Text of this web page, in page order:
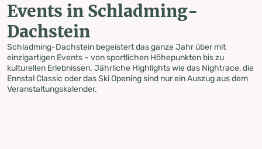
Events in Schladming-
Dachstein
Schladming-Dachstein begeistert das ganze Jahr über mit
einzigartigen Events – von sportlichen Höhepunkten bis zu
kulturellen Erlebnissen. Jährliche Highlights wie das Nightrace, die
Ennstal Classic oder das Ski Opening sind nur ein Auszug aus dem
Veranstaltungskalender.